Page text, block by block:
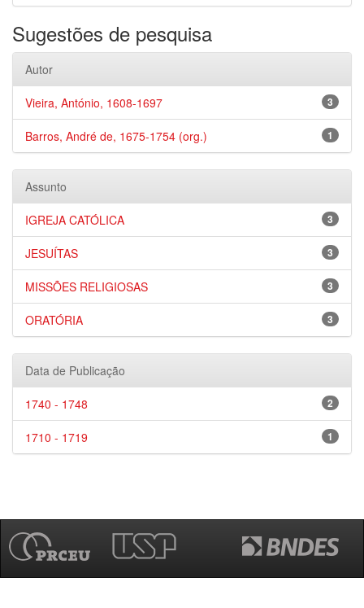
Sugestões de pesquisa
Autor
3
Vieira, António, 1608-1697
1
Barros, André de, 1675-1754 (org.)
Assunto
3
IGREJA CATÓLICA
3
JESUÍTAS
3
MISSÕES RELIGIOSAS
3
ORATÓRIA
Data de Publicação
2
1740 - 1748
1
1710 - 1719